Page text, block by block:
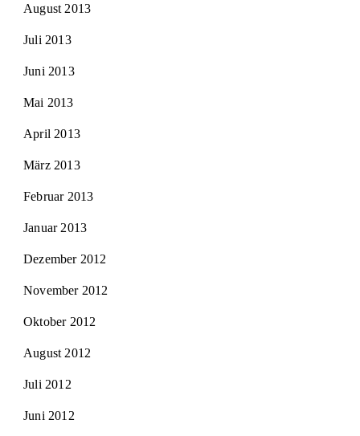
August 2013
Juli 2013
Juni 2013
Mai 2013
April 2013
März 2013
Februar 2013
Januar 2013
Dezember 2012
November 2012
Oktober 2012
August 2012
Juli 2012
Juni 2012